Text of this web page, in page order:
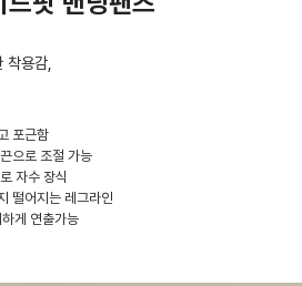
착용감,
포근함
으로 조절 가능
자수 장식
떨어지는 레그라인
게 연출가능